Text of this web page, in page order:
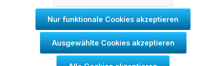
Nur funktionale Cookies akzeptieren
Ausgewählte Cookies akzeptieren
Durch IT-Recht Kanzlei
Kundenmeinung: